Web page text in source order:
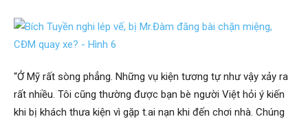
“Ở Mỹ rất sòng phẳng. Những vụ kiện tương tự như vậy xảy ra
rất nhiều. Tôi cũng thường được bạn bè người Việt hỏi ý kiến
khi bị khách thưa kiện vì gặp t.ai nạn khi đến chơi nhà. Chúng